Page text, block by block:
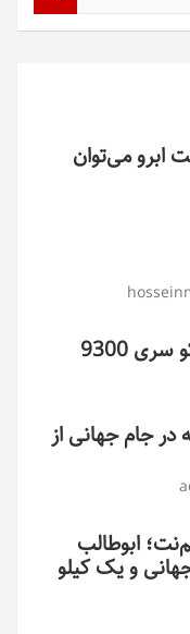
ابرو می‌توان
9300
در جام جهانی از
ابوطالب
و یک کیلو